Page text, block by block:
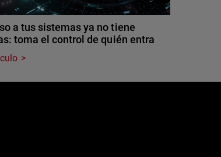
a tus sistemas ya no tiene
toma el control de quién entra